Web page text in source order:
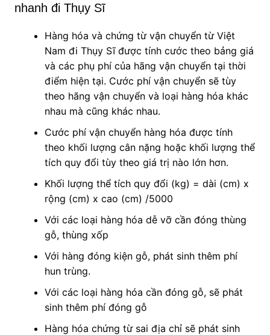
nhanh đi Thụy Sĩ
Hàng hóa và chứng từ vận chuyển từ Việt
Nam đi Thụy Sĩ được tính cước theo bảng giá
và các phụ phí của hãng vận chuyển tại thời
điểm hiện tại. Cước phí vận chuyển sẽ tùy
theo hãng vận chuyển và loại hàng hóa khác
nhau mà cũng khác nhau.
Cước phí vận chuyển hàng hóa được tính
theo khối lượng cân nặng hoặc khối lượng thể
tích quy đổi tùy theo giá trị nào lớn hơn.
Khối lượng thể tích quy đổi (kg) = dài (cm) x
rộng (cm) x cao (cm) /5000
Với các loại hàng hóa dễ vỡ cần đóng thùng
gỗ, thùng xốp
Với hàng đóng kiện gỗ, phát sinh thêm phí
hun trùng.
Với các loại hàng hóa cần đóng gỗ, sẽ phát
sinh thêm phí đóng gỗ
Hàng hóa chứng từ sai địa chỉ sẽ phát sinh